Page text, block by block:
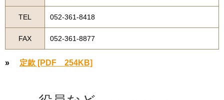
TEL 052-361-8418
FAX 052-361-8877
» 定款 [PDF 254KB]